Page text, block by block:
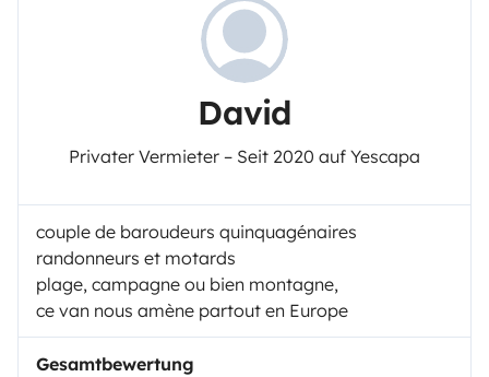
David
Privater Vermieter – Seit 2020 auf Yescapa
couple de baroudeurs quinquagénaires
randonneurs et motards
plage, campagne ou bien montagne,
ce van nous amène partout en Europe
Gesamtbewertung